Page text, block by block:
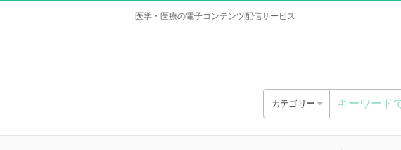
医学・医療の電子コンテンツ配信サービス
カテゴリー